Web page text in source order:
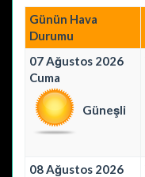
Günün Hava
Durumu
07 Ağustos 2026
Cuma
Güneşli
08 Ağustos 2026